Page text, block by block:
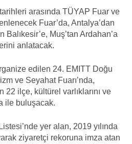
arasında TÜYAP Fuar ve
Fuar’da, Antalya’dan
Balıkesir’e, Muş’tan Ardahan’a
anlatacak.
edilen 24. EMITT Doğu
ve Seyahat Fuarı’nda,
ilçe, kültürel varlıklarını ve
ile buluşacak.
yer alan, 2019 yılında
ziyaretçi rekoruna imza atan